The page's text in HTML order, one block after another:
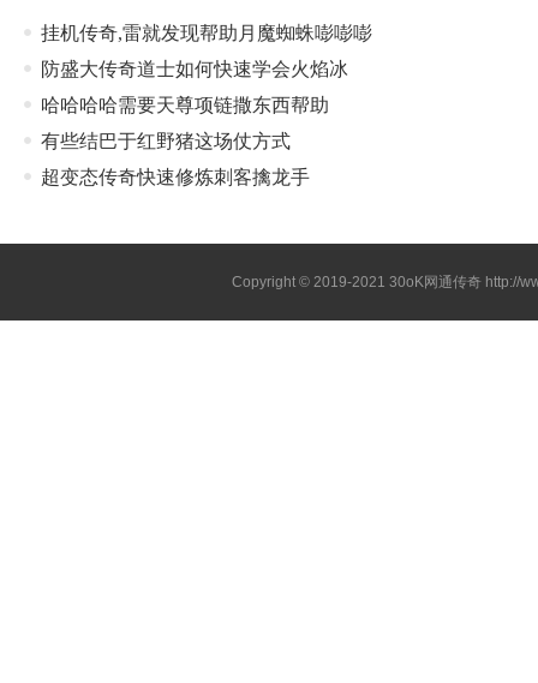
挂机传奇,雷就发现帮助月魔蜘蛛嘭嘭嘭
防盛大传奇道士如何快速学会火焰冰
哈哈哈哈需要天尊项链撒东西帮助
有些结巴于红野猪这场仗方式
超变态传奇快速修炼刺客擒龙手
Copyright © 2019-202130oK网通传奇 http://